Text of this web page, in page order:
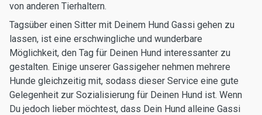
von anderen Tierhaltern.
Tagsüber einen Sitter mit Deinem Hund Gassi gehen zu
lassen, ist eine erschwingliche und wunderbare
Möglichkeit, den Tag für Deinen Hund interessanter zu
gestalten. Einige unserer Gassigeher nehmen mehrere
Hunde gleichzeitig mit, sodass dieser Service eine gute
Gelegenheit zur Sozialisierung für Deinen Hund ist. Wenn
Du jedoch lieber möchtest, dass Dein Hund alleine Gassi